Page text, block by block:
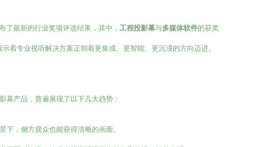
最新的行业奖项评选结果，其中， 工程投影幕与多媒体软件的获奖
着专业视听解决方案正朝着更集成、更智能、更沉浸的方向迈进。
幕产品，普遍展现了以下几大趋势：
下，侧方观众也能获得清晰的画面。